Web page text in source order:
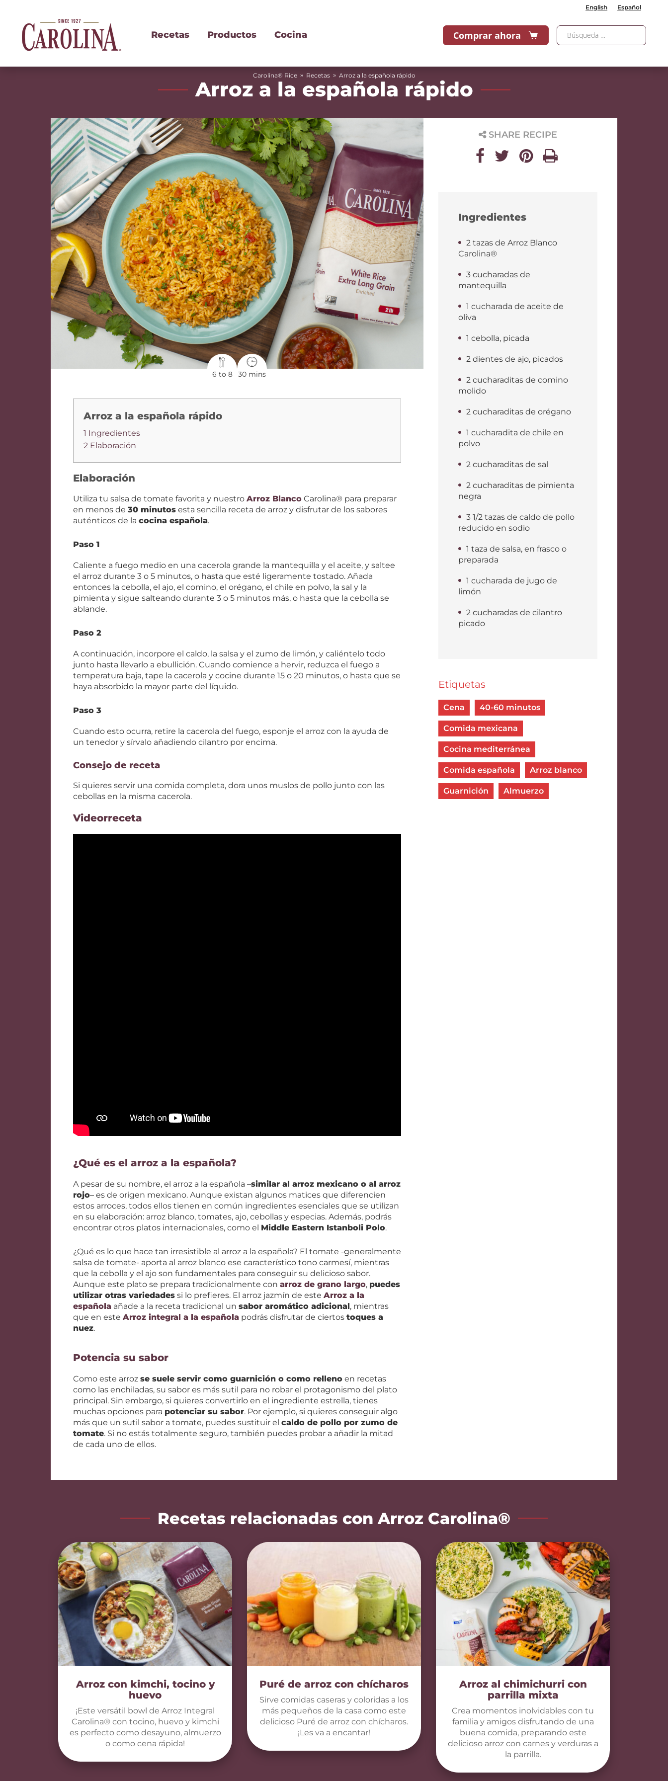
English Español
Recetas Productos Cocina Comprar ahora
Carolina® Rice » Recetas » Arroz a la española rápido
Arroz a la española rápido
6 to 8 30 mins
SHARE RECIPE
Ingredientes
2 tazas de Arroz Blanco
Carolina®
3 cucharadas de
mantequilla
1 cucharada de aceite de
oliva
1 cebolla, picada
2 dientes de ajo, picados
2 cucharaditas de comino
molido
2 cucharaditas de orégano
1 cucharadita de chile en
polvo
2 cucharaditas de sal
2 cucharaditas de pimienta
negra
3 1/2 tazas de caldo de pollo
reducido en sodio
1 taza de salsa, en frasco o
preparada
1 cucharada de jugo de
limón
2 cucharadas de cilantro
picado
Etiquetas
Cena 40-60 minutos
Comida mexicana
Cocina mediterránea
Comida española Arroz blanco
Guarnición Almuerzo
Arroz a la española rápido
1 Ingredientes
2 Elaboración
Elaboración
Utiliza tu salsa de tomate favorita y nuestro Arroz Blanco Carolina® para preparar
en menos de 30 minutos esta sencilla receta de arroz y disfrutar de los sabores
auténticos de la cocina española.
Paso 1
Caliente a fuego medio en una cacerola grande la mantequilla y el aceite, y saltee
el arroz durante 3 o 5 minutos, o hasta que esté ligeramente tostado. Añada
entonces la cebolla, el ajo, el comino, el orégano, el chile en polvo, la sal y la
pimienta y sigue salteando durante 3 o 5 minutos más, o hasta que la cebolla se
ablande.
Paso 2
A continuación, incorpore el caldo, la salsa y el zumo de limón, y caliéntelo todo
junto hasta llevarlo a ebullición. Cuando comience a hervir, reduzca el fuego a
temperatura baja, tape la cacerola y cocine durante 15 o 20 minutos, o hasta que se
haya absorbido la mayor parte del líquido.
Paso 3
Cuando esto ocurra, retire la cacerola del fuego, esponje el arroz con la ayuda de
un tenedor y sírvalo añadiendo cilantro por encima.
Consejo de receta
Si quieres servir una comida completa, dora unos muslos de pollo junto con las
cebollas en la misma cacerola.
Videorreceta
¿Qué es el arroz a la española?
A pesar de su nombre, el arroz a la española –similar al arroz mexicano o al arroz
rojo– es de origen mexicano. Aunque existan algunos matices que diferencien
estos arroces, todos ellos tienen en común ingredientes esenciales que se utilizan
en su elaboración: arroz blanco, tomates, ajo, cebollas y especias. Además, podrás
encontrar otros platos internacionales, como el Middle Eastern Istanboli Polo.
¿Qué es lo que hace tan irresistible al arroz a la española? El tomate -generalmente
salsa de tomate- aporta al arroz blanco ese característico tono carmesí, mientras
que la cebolla y el ajo son fundamentales para conseguir su delicioso sabor.
Aunque este plato se prepara tradicionalmente con arroz de grano largo, puedes
utilizar otras variedades si lo prefieres. El arroz jazmín de este Arroz a la
española añade a la receta tradicional un sabor aromático adicional, mientras
que en este Arroz integral a la española podrás disfrutar de ciertos toques a
nuez.
Potencia su sabor
Como este arroz se suele servir como guarnición o como relleno en recetas
como las enchiladas, su sabor es más sutil para no robar el protagonismo del plato
principal. Sin embargo, si quieres convertirlo en el ingrediente estrella, tienes
muchas opciones para potenciar su sabor. Por ejemplo, si quieres conseguir algo
más que un sutil sabor a tomate, puedes sustituir el caldo de pollo por zumo de
tomate. Si no estás totalmente seguro, también puedes probar a añadir la mitad
de cada uno de ellos.
Recetas relacionadas con Arroz Carolina®
Arroz con kimchi, tocino y
huevo
¡Este versátil bowl de Arroz Integral
Carolina® con tocino, huevo y kimchi
es perfecto como desayuno, almuerzo
o como cena rápida!
Puré de arroz con chícharos
Sirve comidas caseras y coloridas a los
más pequeños de la casa como este
delicioso Puré de arroz con chícharos.
¡Les va a encantar!
Arroz al chimichurri con
parrilla mixta
Crea momentos inolvidables con tu
familia y amigos disfrutando de una
buena comida, preparando este
delicioso arroz con carnes y verduras a
la parrilla.